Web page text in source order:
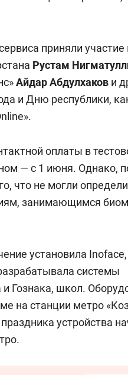
приняли
Рустам
Айдар Абдулхаков и
и Дню республики,
оплаты в
— с 1 июня. Однако,
что не могли
занимающимся
установила
системы
Гознака, школ.
на станции метро
устройства